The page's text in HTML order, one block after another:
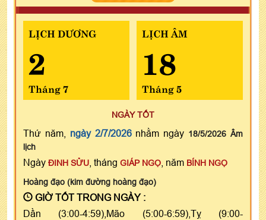
LỊCH DƯƠNG
2
Tháng 7
LỊCH ÂM
18
Tháng 5
NGÀY TỐT
Thứ năm, ngày 2/7/2026nhằm ngày 18/5/2026 Âm
lịch
Ngày ĐINH SỬU , tháng GIÁP NGỌ , năm BÍNH NGỌ
Hoàng đạo (kim đường hoàng đạo)
GIỜ TỐT TRONG NGÀY :
Dần (3:00-4:59),Mão (5:00-6:59),Tỵ (9:00-